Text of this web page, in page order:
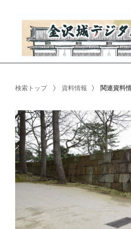
検索トップ 資料情報 関連資料